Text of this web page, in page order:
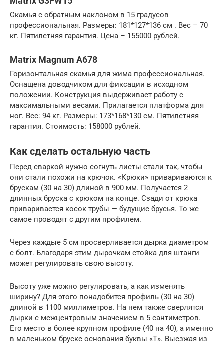
Скамья с обратным наклоном в 15 градусов
профессиональная. Размеры: 181*127*136 см . Вес – 70
кг. Пятилетняя гарантия. Цена – 155000 рублей.
Matrix Magnum A678
Горизонтальная скамья для жима профессиональная.
Оснащена доводчиком для фиксации в исходном
положении. Конструкция выдерживает работу с
максимальными весами. Прилагается платформа для
ног. Вес: 94 кг. Размеры: 173*168*130 см. Пятилетняя
гарантия. Стоимость: 158000 рублей.
Как сделать остальную часть
Перед сваркой нужно согнуть листы стали так, чтобы
они стали похожи на крючок. «Крюки» привариваются к
брускам (30 на 30) длиной в 900 мм. Получается 2
длинных бруска с крюком на конце. Сзади от крюка
приваривается косок трубы — будущие брусья. То же
самое проводят с другим профилем.
Через каждые 5 см просверливается дырка диаметром
с болт. Благодаря этим дырочкам стойка для штанги
может регулировать свою высоту.
Высоту уже можно регулировать, а как изменять
ширину? Для этого понадобится профиль (30 на 30)
длиной в 1100 миллиметров. На нем также сверлятся
дырки с межцентровым значением в 5 сантиметров.
Его место в более крупном профиле (40 на 40), а именно
в маленьком бруске основания буквы «Т». Выезжая из